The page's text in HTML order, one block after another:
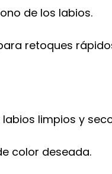
de los labios.
retoques
limpios y
color deseada.